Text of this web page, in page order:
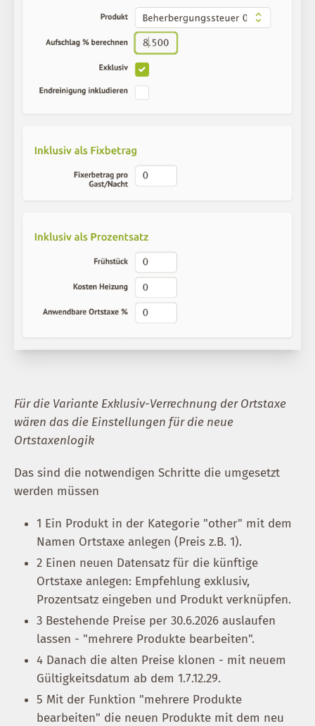
Für die Variante Exklusiv-Verrechnung der Ortstaxe
wären das die Einstellungen für die neue
Ortstaxenlogik
Das sind die notwendigen Schritte die umgesetzt
werden müssen
1 Ein Produkt in der Kategorie "other" mit dem
Namen Ortstaxe anlegen (Preis z.B. 1).
2 Einen neuen Datensatz für die künftige
Ortstaxe anlegen: Empfehlung exklusiv,
Prozentsatz eingeben und Produkt verknüpfen.
3 Bestehende Preise per 30.6.2026 auslaufen
lassen - "mehrere Produkte bearbeiten".
4 Danach die alten Preise klonen - mit neuem
Gültigkeitsdatum ab dem 1.7.12.29.
5 Mit der Funktion "mehrere Produkte
bearbeiten" die neuen Produkte mit dem neu